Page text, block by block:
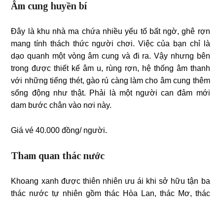
Âm cung huyền bí
Đây là khu nhà ma chứa nhiều yếu tố bất ngờ, ghê rợn
mang tính thách thức người chơi. Việc của bạn chỉ là
dạo quanh một vòng âm cung và đi ra. Vậy nhưng bên
trong được thiết kế âm u, rùng rợn, hệ thống âm thanh
với những tiếng thét, gào rú càng làm cho âm cung thêm
sống động như thật. Phải là một người can đảm mới
dam bước chân vào nơi này.
Giá vé 40.000 đồng/ người.
Tham quan thác nước
Khoang xanh được thiên nhiên ưu ái khi sở hữu tận ba
thác nước tự nhiên gồm thác Hòa Lan, thác Mơ, thác